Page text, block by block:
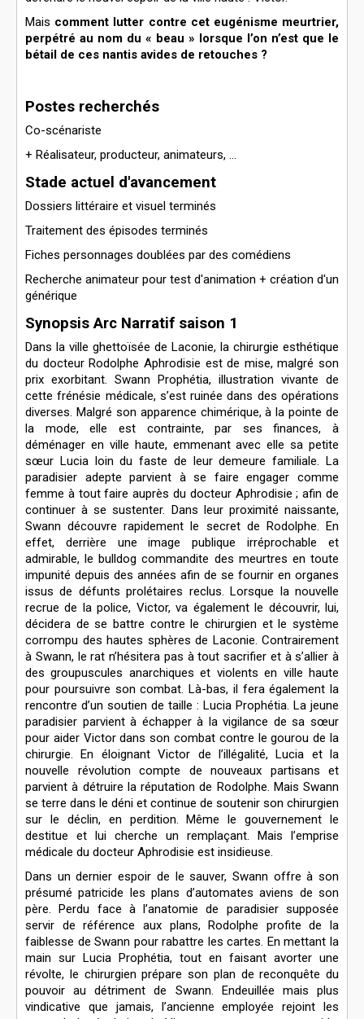
Mais comment lutter contre cet eugénisme meurtrier,
perpétré au nom du « beau » lorsque l’on n’est que le
bétail de ces nantis avides de retouches ?
Postes recherchés
Co-scénariste
+ Réalisateur, producteur, animateurs, ...
Stade actuel d'avancement
Dossiers littéraire et visuel terminés
Traitement des épisodes terminés
Fiches personnages doublées par des comédiens
Recherche animateur pour test d'animation + création d'un
générique
Synopsis Arc Narratif saison 1
Dans la ville ghettoïsée de Laconie, la chirurgie esthétique
du docteur Rodolphe Aphrodisie est de mise, malgré son
prix exorbitant. Swann Prophétia, illustration vivante de
cette frénésie médicale, s’est ruinée dans des opérations
diverses. Malgré son apparence chimérique, à la pointe de
la mode, elle est contrainte, par ses finances, à
déménager en ville haute, emmenant avec elle sa petite
sœur Lucia loin du faste de leur demeure familiale. La
paradisier adepte parvient à se faire engager comme
femme à tout faire auprès du docteur Aphrodisie ; afin de
continuer à se sustenter. Dans leur proximité naissante,
Swann découvre rapidement le secret de Rodolphe. En
effet, derrière une image publique irréprochable et
admirable, le bulldog commandite des meurtres en toute
impunité depuis des années afin de se fournir en organes
issus de défunts prolétaires reclus. Lorsque la nouvelle
recrue de la police, Victor, va également le découvrir, lui,
décidera de se battre contre le chirurgien et le système
corrompu des hautes sphères de Laconie. Contrairement
à Swann, le rat n’hésitera pas à tout sacrifier et à s’allier à
des groupuscules anarchiques et violents en ville haute
pour poursuivre son combat. Là-bas, il fera également la
rencontre d’un soutien de taille : Lucia Prophétia. La jeune
paradisier parvient à échapper à la vigilance de sa sœur
pour aider Victor dans son combat contre le gourou de la
chirurgie. En éloignant Victor de l’illégalité, Lucia et la
nouvelle révolution compte de nouveaux partisans et
parvient à détruire la réputation de Rodolphe. Mais Swann
se terre dans le déni et continue de soutenir son chirurgien
sur le déclin, en perdition. Même le gouvernement le
destitue et lui cherche un remplaçant. Mais l’emprise
médicale du docteur Aphrodisie est insidieuse.
Dans un dernier espoir de le sauver, Swann offre à son
présumé patricide les plans d’automates aviens de son
père. Perdu face à l’anatomie de paradisier supposée
servir de référence aux plans, Rodolphe profite de la
faiblesse de Swann pour rabattre les cartes. En mettant la
main sur Lucia Prophétia, tout en faisant avorter une
révolte, le chirurgien prépare son plan de reconquête du
pouvoir au détriment de Swann. Endeuillée mais plus
vindicative que jamais, l’ancienne employée rejoint les